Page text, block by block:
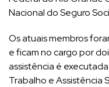
Nacional do Seguro
Os atuais membros
e ficam no cargo por
assistência é
Trabalho e Assistência